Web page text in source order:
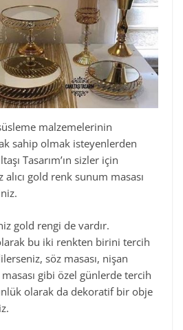
malzemelerinin
sahip olmak isteyenlerden
Tasarım’ın sizler için
alıcı gold renk sunum masası
gold rengi de vardır.
bu iki renkten birini tercih
söz masası, nişan
gibi özel günlerde tercih
olarak da dekoratif bir obje